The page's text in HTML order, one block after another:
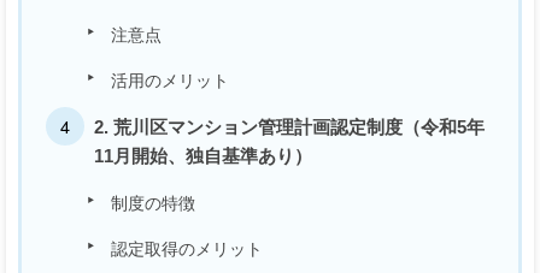
注意点
活用のメリット
2. 荒川区マンション管理計画認定制度（令和5年
11月開始、独自基準あり）
制度の特徴
認定取得のメリット